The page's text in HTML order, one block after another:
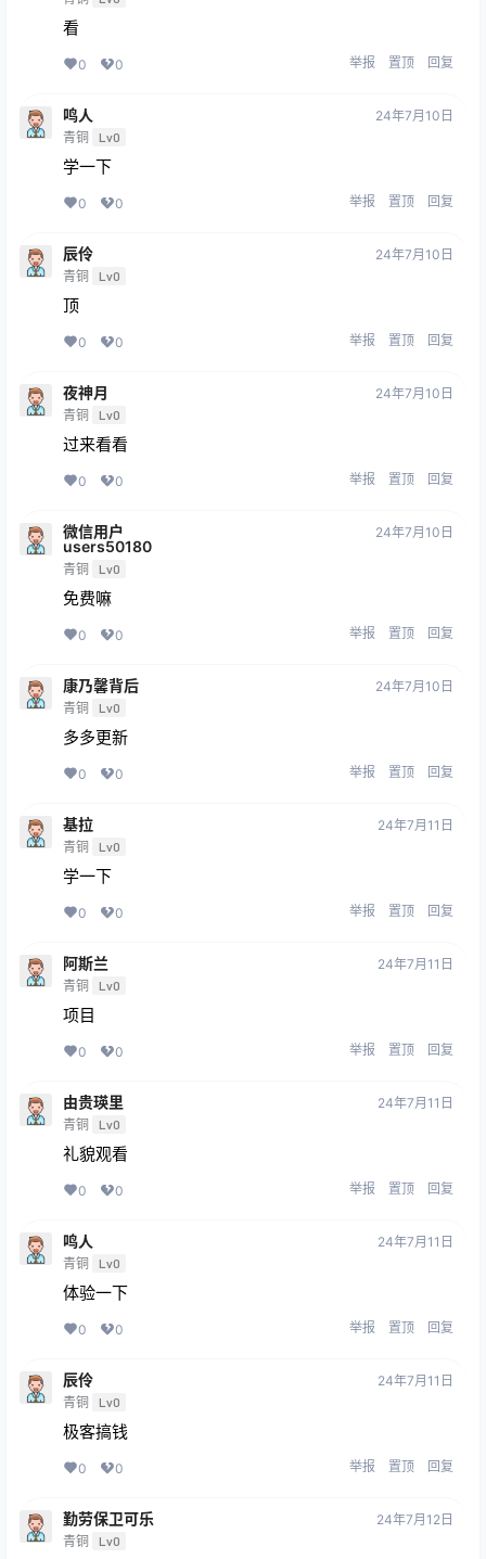
看
0 0 举报 置顶 回复
鸣人
青铜 Lv0
24年7月10日
学一下
0 0 举报 置顶 回复
辰伶
青铜 Lv0
24年7月10日
顶
0 0 举报 置顶 回复
夜神月
青铜 Lv0
24年7月10日
过来看看
0 0 举报 置顶 回复
微信用户
users50180
青铜 Lv0
24年7月10日
免费嘛
0 0 举报 置顶 回复
康乃馨背后
青铜 Lv0
24年7月10日
多多更新
0 0 举报 置顶 回复
基拉
青铜 Lv0
24年7月11日
学一下
0 0 举报 置顶 回复
阿斯兰
青铜 Lv0
24年7月11日
项目
0 0 举报 置顶 回复
由贵瑛里
青铜 Lv0
24年7月11日
礼貌观看
0 0 举报 置顶 回复
鸣人
青铜 Lv0
24年7月11日
体验一下
0 0 举报 置顶 回复
辰伶
青铜 Lv0
24年7月11日
极客搞钱
0 0 举报 置顶 回复
勤劳保卫可乐
青铜 Lv0
24年7月12日